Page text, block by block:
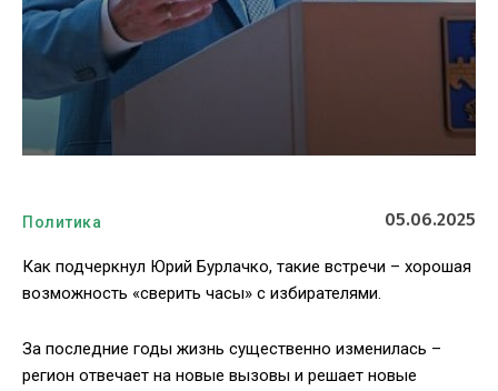
Политика 05.06.2025
Как подчеркнул Юрий Бурлачко, такие встречи – хорошая
возможность «сверить часы» с избирателями.
За последние годы жизнь существенно изменилась –
регион отвечает на новые вызовы и решает новые